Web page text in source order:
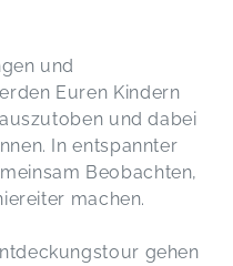
gerne :)
Büsra,
genial. Alina ist
Tipps. Mein
dabei.
und
Euren Kindern
und dabei
In entspannter
Beobachten,
machen.
gehen